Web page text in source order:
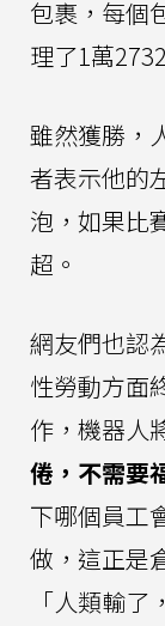
包裹，每個
理了1萬
雖然獲勝，
者表示他的
泡，如果比
超。
網友們也認
性勞動方面
作，機器人
倦，不需要
下哪個員工
做，這正是
「人類輸了